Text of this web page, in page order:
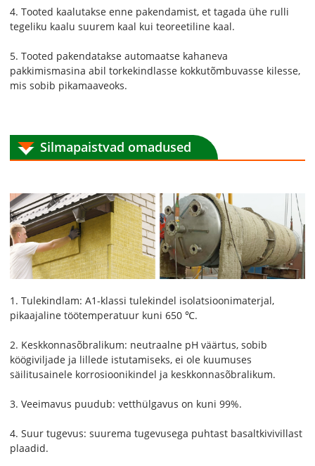
4. Tooted kaalutakse enne pakendamist, et tagada ühe rulli
tegeliku kaalu suurem kaal kui teoreetiline kaal.
5. Tooted pakendatakse automaatse kahaneva
pakkimismasina abil torkekindlasse kokkutõmbuvasse kilesse,
mis sobib pikamaaveoks.
Silmapaistvad omadused
1. Tulekindlam: A1-klassi tulekindel isolatsioonimaterjal,
pikaajaline töötemperatuur kuni 650 ℃.
2. Keskkonnasõbralikum: neutraalne pH väärtus, sobib
köögiviljade ja lillede istutamiseks, ei ole kuumuses
säilitusainele korrosioonikindel ja keskkonnasõbralikum.
3. Veeimavus puudub: vetthülgavus on kuni 99%.
4. Suur tugevus: suurema tugevusega puhtast basaltkivivillast
plaadid.